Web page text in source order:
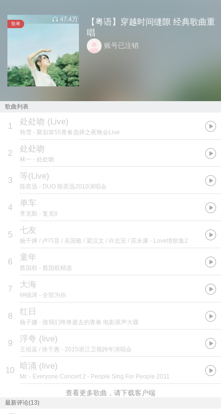
歌单
47.4万
【粤语】穿越时间缝隙 经典歌曲重
唱
账号已注销
歌曲列表
1 处处吻 (Live)
韩雪 - 聚划算55青春选择之夜晚会Live
2 处处吻
林一 - 处处吻
3 等(Live)
陈奕迅 - DUO 陈奕迅2010演唱会
4 单车
李克勤 - 复克II
5 七友
杨千嬅 / 卢巧音 / 吴国敬 / 梁汉文 / 许志安 / 苏永康 - Love情歌集2
6 童年
蔡国权 - 蔡国权精选
7 大海
钟镇涛 - 全部为你
8 红日
杨子姗 - 致我们终将逝去的青春 电影原声大碟
9 浮夸 (live)
王祖蓝 / 徐千惠 - 2015浙江卫视跨年演唱会
10 暗涌 (live)
Mr. - Everyone Concert 2 - People Sing For People 2011
查看更多歌曲，请下载客户端
最新评论(13)